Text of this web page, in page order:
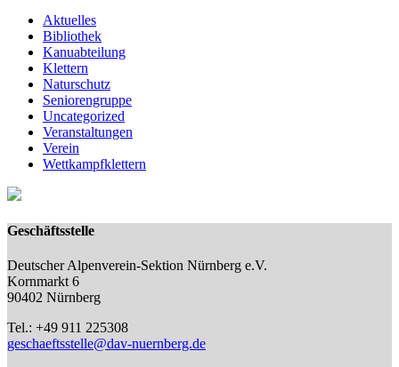
Aktuelles
Bibliothek
Kanuabteilung
Klettern
Naturschutz
Seniorengruppe
Uncategorized
Veranstaltungen
Verein
Wettkampfklettern
Geschäftsstelle
Deutscher Alpenverein-Sektion Nürnberg e.V.
Kornmarkt 6
90402 Nürnberg
Tel.: +49 911 225308
geschaeftsstelle@dav-nuernberg.de